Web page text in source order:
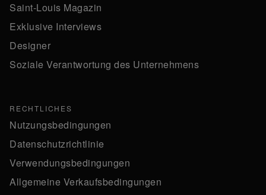
Saint-Louis Magazin
Exklusive Interviews
Designer
Soziale Verantwortung des Unternehmens
RECHTLICHES
Nutzungsbedingungen
Datenschutzrichtlinie
Verwendungsbedingungen
Allgemeine Verkaufsbedingungen